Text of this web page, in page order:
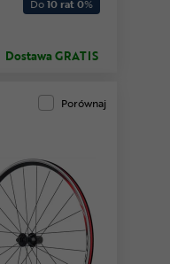
Do10 rat 0%
Dostawa GRATIS
Porównaj